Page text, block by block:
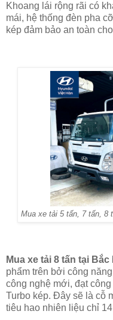
Khoang lái rộng rãi có
mái, hệ thống đèn pha
kép đảm bảo an toàn
Mua xe tải 5 tấn, 7 tấn, 8
Mua xe tải 8 tấn tại Bắc
phẩm trên bởi công
công nghệ mới, đạt
Turbo kép. Đây sẽ là cỗ
tiêu hao nhiên liệu chỉ